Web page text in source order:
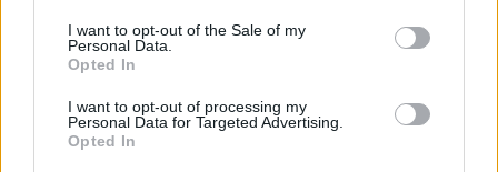
consent section.
I want to opt-out of the Sale of my
Personal Data.
Opted In
I want to opt-out of processing my
Personal Data for Targeted Advertising.
Opted In
ΕΛΙΑΜΕΠ: Ο οδηγός GEMS φωτίζει τους
αόρατους κινδύνους στο gaming